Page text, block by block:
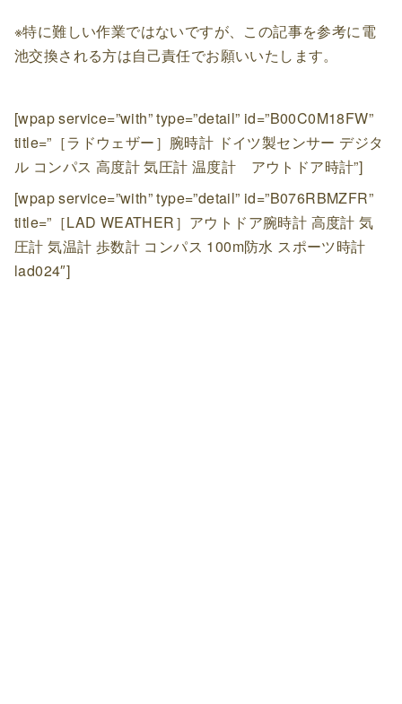
※特に難しい作業ではないですが、この記事を参考に電
池交換される方は自己責任でお願いいたします。
[wpap service=”with” type=”detail” id=”B00C0M18FW”
title=”［ラドウェザー］腕時計 ドイツ製センサー デジタ
ル コンパス 高度計 気圧計 温度計 アウトドア時計”]
[wpap service=”with” type=”detail” id=”B076RBMZFR”
title=”［LAD WEATHER］アウトドア腕時計 高度計 気
圧計 気温計 歩数計 コンパス 100m防水 スポーツ時計
lad024″]